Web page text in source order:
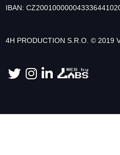
IBAN:
4H PRODUCTION S.R.O. © 2019